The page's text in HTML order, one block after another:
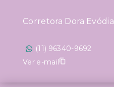
Corretora Dora Evódia
(11) 96340-9692
Ver e-mail